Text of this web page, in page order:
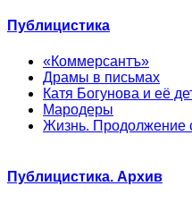
Публицистика
«Коммерсантъ»
Драмы в письмах
Катя Богунова и её
Мародеры
Жизнь. Продолжение
Публицистика. Архив